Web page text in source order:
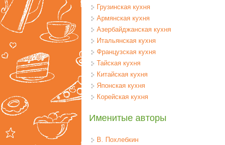
Грузинская кухня
Армянская кухня
Азербайджанская кухня
Итальянская кухня
Французская кухня
Тайская кухня
Китайская кухня
Японская кухня
Корейская кухня
Именитые авторы
В. Похлебкин